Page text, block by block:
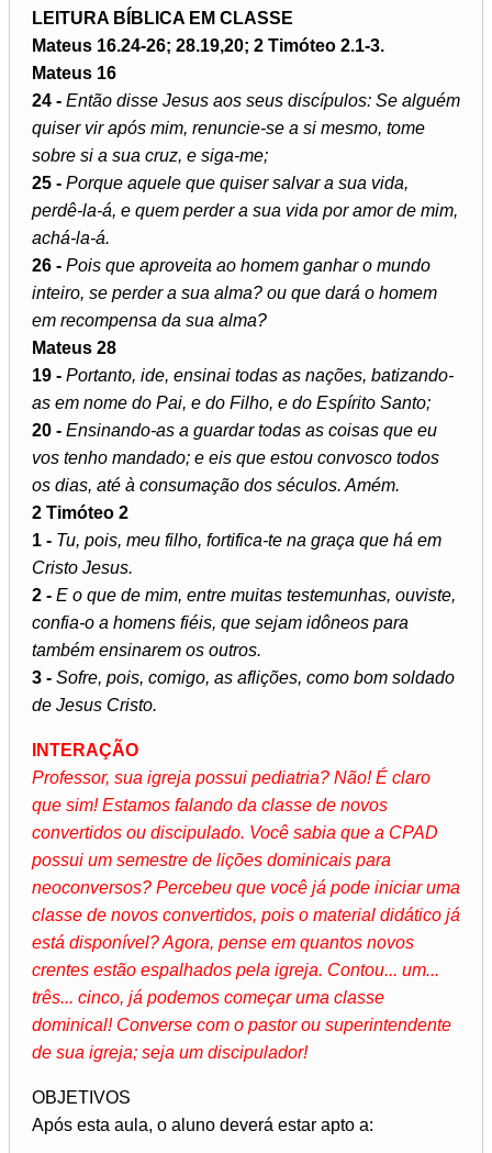
LEITURA BÍBLICA EM CLASSE
Mateus 16.24-26; 28.19,20; 2 Timóteo 2.1-3.
Mateus 16
24 - Então disse Jesus aos seus discípulos: Se alguém
quiser vir após mim, renuncie-se a si mesmo, tome
sobre si a sua cruz, e siga-me;
25 - Porque aquele que quiser salvar a sua vida,
perdê-la-á, e quem perder a sua vida por amor de mim,
achá-la-á.
26 - Pois que aproveita ao homem ganhar o mundo
inteiro, se perder a sua alma? ou que dará o homem
em recompensa da sua alma?
Mateus 28
19 - Portanto, ide, ensinai todas as nações, batizando-
as em nome do Pai, e do Filho, e do Espírito Santo;
20 - Ensinando-as a guardar todas as coisas que eu
vos tenho mandado; e eis que estou convosco todos
os dias, até à consumação dos séculos. Amém.
2 Timóteo 2
1 - Tu, pois, meu filho, fortifica-te na graça que há em
Cristo Jesus.
2 - E o que de mim, entre muitas testemunhas, ouviste,
confia-o a homens fiéis, que sejam idôneos para
também ensinarem os outros.
3 - Sofre, pois, comigo, as aflições, como bom soldado
de Jesus Cristo.
INTERAÇÃO
Professor, sua igreja possui pediatria? Não! É claro
que sim! Estamos falando da classe de novos
convertidos ou discipulado. Você sabia que a CPAD
possui um semestre de lições dominicais para
neoconversos? Percebeu que você já pode iniciar uma
classe de novos convertidos, pois o material didático já
está disponível? Agora, pense em quantos novos
crentes estão espalhados pela igreja. Contou... um...
três... cinco, já podemos começar uma classe
dominical! Converse com o pastor ou superintendente
de sua igreja; seja um discipulador!
OBJETIVOS
Após esta aula, o aluno deverá estar apto a: